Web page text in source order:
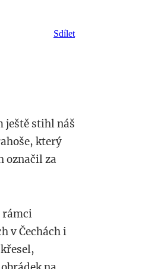
Sdílet
ještě stihl náš
který
označil za
rámci
v Čechách i